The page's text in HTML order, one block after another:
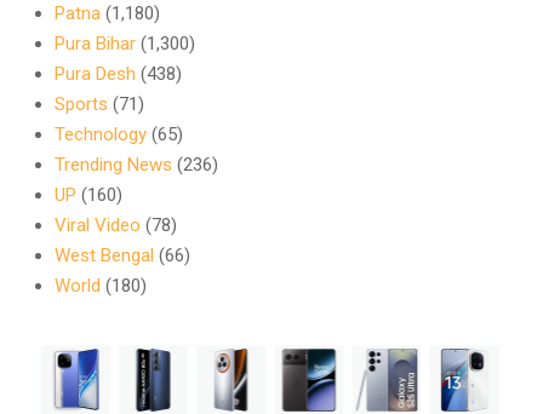
Patna (1,180)
Pura Bihar (1,300)
Pura Desh (438)
Sports (71)
Technology (65)
Trending News (236)
UP (160)
Viral Video (78)
West Bengal (66)
World (180)